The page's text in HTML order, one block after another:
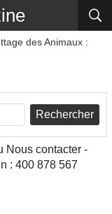
des Animaux :
Rechercher
Nous contacter -
: 400 878 567